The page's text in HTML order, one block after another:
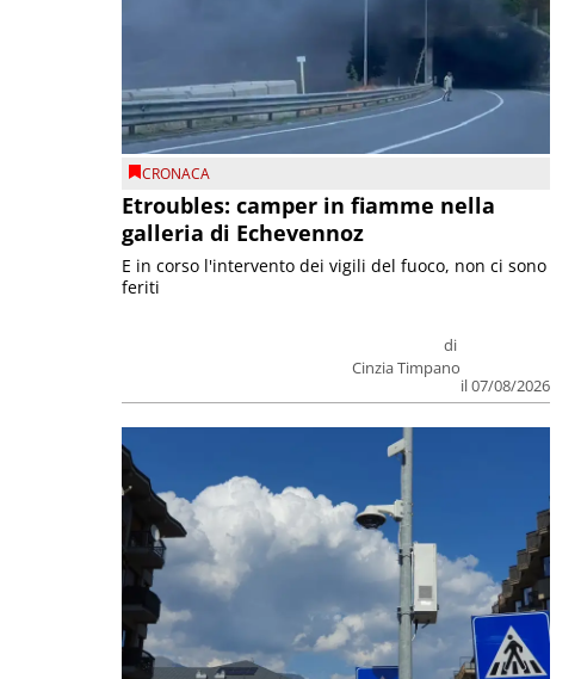
CRONACA
Etroubles: camper in fiamme nella
galleria di Echevennoz
di
Cinzia Timpano
il 07/08/2026
E in corso l'intervento dei vigili del fuoco, non ci sono
feriti